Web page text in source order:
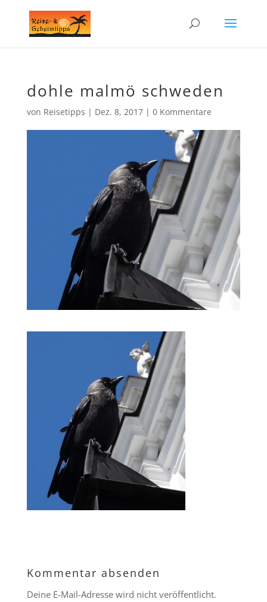
dohle malmö schweden
von Reisetipps | Dez. 8, 2017| 0 Kommentare
Kommentar absenden
Deine E-Mail-Adresse wird nicht veröffentlicht.